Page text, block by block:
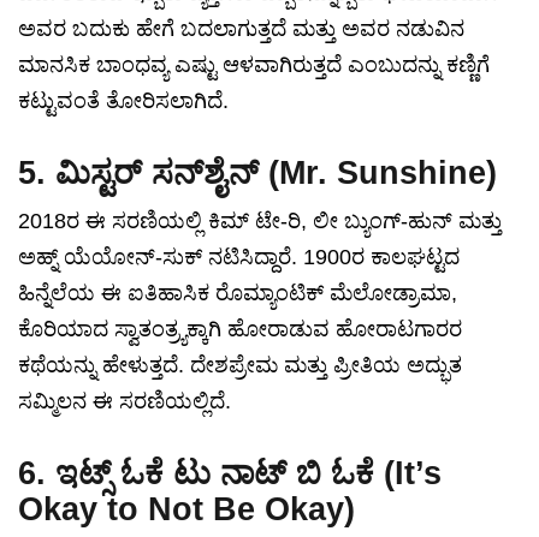
ಅವರ ಬದುಕು ಹೇಗೆ ಬದಲಾಗುತ್ತದೆ ಮತ್ತು ಅವರ ನಡುವಿನ
ಮಾನಸಿಕ ಬಾಂಧವ್ಯ ಎಷ್ಟು ಆಳವಾಗಿರುತ್ತದೆ ಎಂಬುದನ್ನು ಕಣ್ಣಿಗೆ
ಕಟ್ಟುವಂತೆ ತೋರಿಸಲಾಗಿದೆ.
5. ಮಿಸ್ಟರ್ ಸನ್‌ಶೈನ್ (Mr. Sunshine)
2018ರ ಈ ಸರಣಿಯಲ್ಲಿ ಕಿಮ್ ಟೇ-ರಿ, ಲೀ ಬ್ಯುಂಗ್-ಹುನ್ ಮತ್ತು
ಅಹ್ನ್ ಯೆಯೋನ್-ಸುಕ್ ನಟಿಸಿದ್ದಾರೆ. 1900ರ ಕಾಲಘಟ್ಟದ
ಹಿನ್ನೆಲೆಯ ಈ ಐತಿಹಾಸಿಕ ರೊಮ್ಯಾಂಟಿಕ್ ಮೆಲೋಡ್ರಾಮಾ,
ಕೊರಿಯಾದ ಸ್ವಾತಂತ್ರ್ಯಕ್ಕಾಗಿ ಹೋರಾಡುವ ಹೋರಾಟಗಾರರ
ಕಥೆಯನ್ನು ಹೇಳುತ್ತದೆ. ದೇಶಪ್ರೇಮ ಮತ್ತು ಪ್ರೀತಿಯ ಅದ್ಭುತ
ಸಮ್ಮಿಲನ ಈ ಸರಣಿಯಲ್ಲಿದೆ.
6. ಇಟ್ಸ್ ಓಕೆ ಟು ನಾಟ್ ಬಿ ಓಕೆ (It’s
Okay to Not Be Okay)